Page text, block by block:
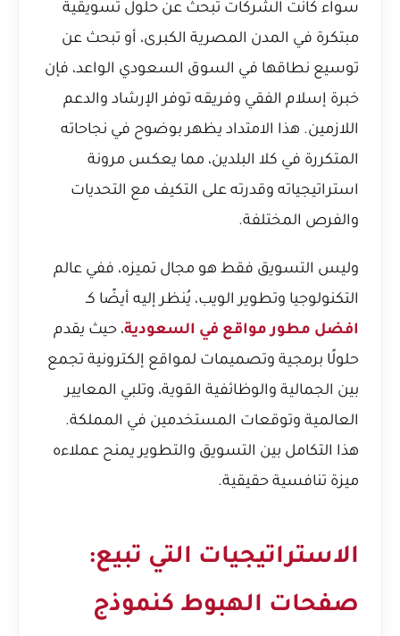
سواء كانت الشركات تبحث عن حلول تسويقية
مبتكرة في المدن المصرية الكبرى، أو تبحث عن
توسيع نطاقها في السوق السعودي الواعد، فإن
خبرة إسلام الفقي وفريقه توفر الإرشاد والدعم
اللازمين. هذا الامتداد يظهر بوضوح في نجاحاته
المتكررة في كلا البلدين، مما يعكس مرونة
استراتيجياته وقدرته على التكيف مع التحديات
والفرص المختلفة.
وليس التسويق فقط هو مجال تميزه، ففي عالم
التكنولوجيا وتطوير الويب، يُنظر إليه أيضًا كـ
افضل مطور مواقع في السعودية، حيث يقدم
حلولًا برمجية وتصميمات لمواقع إلكترونية تجمع
بين الجمالية والوظائفية القوية، وتلبي المعايير
العالمية وتوقعات المستخدمين في المملكة.
هذا التكامل بين التسويق والتطوير يمنح عملاءه
ميزة تنافسية حقيقية.
الاستراتيجيات التي تبيع:
صفحات الهبوط كنموذج